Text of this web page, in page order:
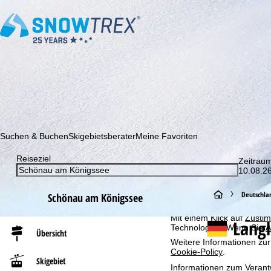
Cookie-Hinweis
Für ein optimales
auch mit unseren
Browserinformationen
individualisierten
auch die
Europäischen
Mit einem Klick auf
Technologien. Wenn Sie
Weitere Informationen
Cookie-Policy.
Informationen zum
Abonnieren Sie unseren Newsletter und erfahren Sie als Erster
Suchen & BuchenSkigebietsberaterMeine Favoriten
Reiseziel
Schönau am Königssee
Übersicht
Skigebiet
S
t
a
r